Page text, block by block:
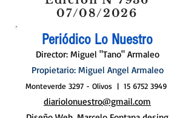
07/08/2026
Periódico Lo Nuestro
Director: Miguel "Tano" Armaleo
Monteverde 3297 - Olivos |